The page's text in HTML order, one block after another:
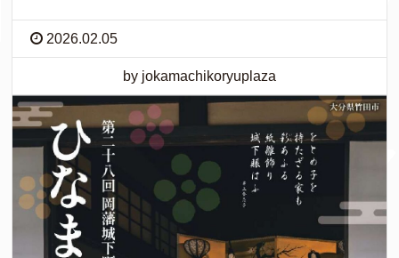
2026.02.05
by jokamachikoryuplaza